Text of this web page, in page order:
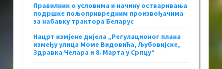
Правилник о условима и начину остваривања
подршке пољопривредним произвођачима
за набавку трактора Беларус
Нацрт измјене дијела „Регулационог плана
између улица Моме Видовића, Љубовијске,
Здравка Челара и 8. Марта у Српцу“